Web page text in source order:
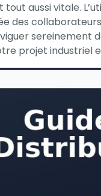
aussi vitale.
des
projet industriel